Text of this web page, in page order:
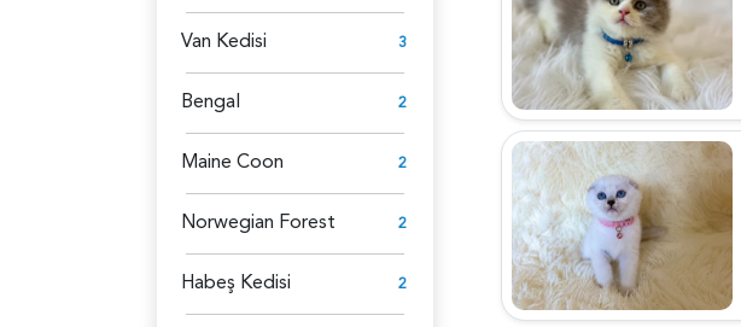
Van Kedisi 3
Bengal 2
Maine Coon 2
Norwegian Forest 2
Habeş Kedisi 2